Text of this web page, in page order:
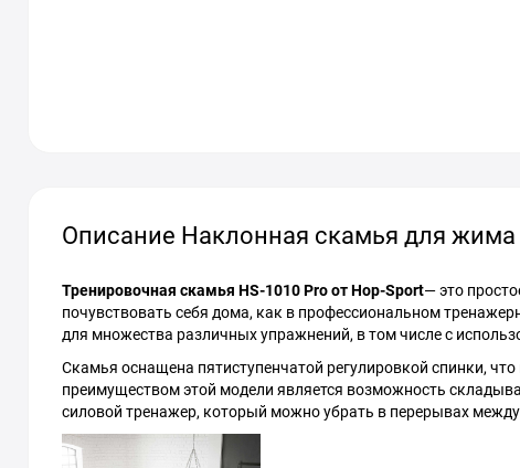
Описание Наклонная скамья для жима
Тренировочная скамья HS-1010 Pro от Hop-Sport— это
почувствовать себя дома, как в профессиональном
для множества различных упражнений, в том числе с
Скамья оснащена пятиступенчатой регулировкой спинки,
преимуществом этой модели является возможность
силовой тренажер, который можно убрать в перерывах